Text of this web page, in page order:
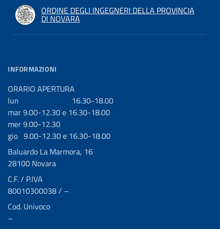
ORDINE DEGLI INGEGNERI DELLA PROVINCIA
DI NOVARA
INFORMAZIONI
ORARIO APERTURA
lun 16.30-18.00
mar 9.00-12.30 e 16.30-18.00
mer 9.00-12.30
gio 9.00-12.30 e 16.30-18.00
Baluardo La Marmora, 16
28100 Novara
C.F. / P.IVA
80010300038 / –
Cod. Univoco
–